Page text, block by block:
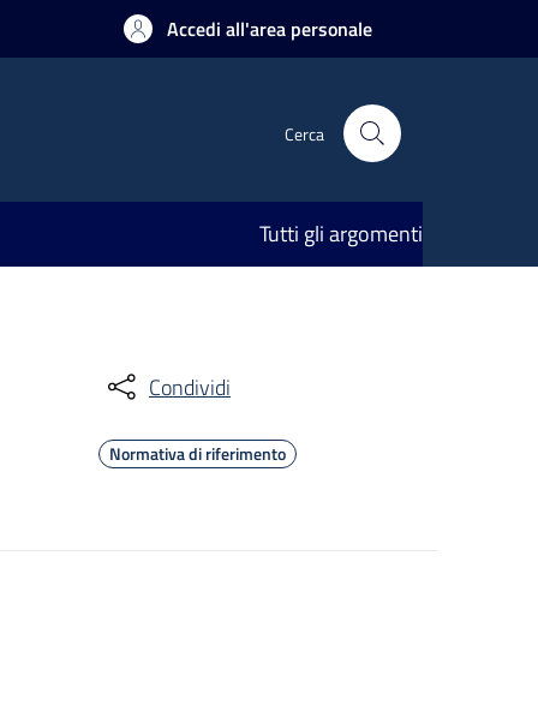
Accedi all'area personale
Cerca
Tutti gli argomenti
Condividi
Normativa di riferimento